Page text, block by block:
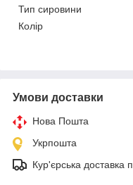
Тип сировини
Колір
Умови доставки
Нова Пошта
Укрпошта
Кур'єрська доставка